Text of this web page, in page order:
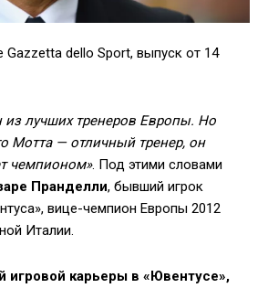
Gazzetta dello Sport, выпуск от 14
из лучших тренеров Европы. Но
Мотта — отличный тренер, он
чемпионом». Под этими словами
Пранделли, бывший игрок
вице-чемпион Европы 2012
Италии.
игровой карьеры в «Ювентусе»,